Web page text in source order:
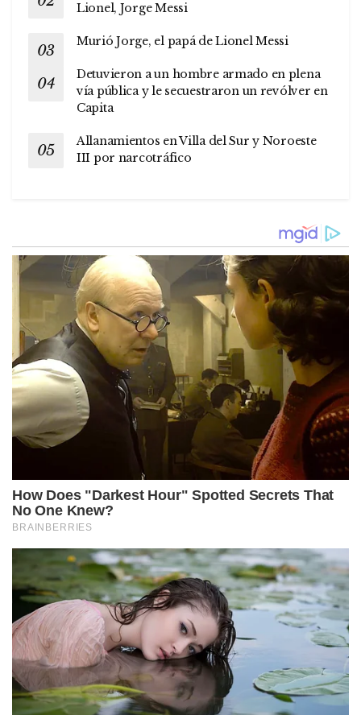
Lionel, Jorge Messi
Murió Jorge, el papá de Lionel Messi
Detuvieron a un hombre armado en plena
vía pública y le secuestraron un revólver en
Capita
Allanamientos en Villa del Sur y Noroeste
III por narcotráfico